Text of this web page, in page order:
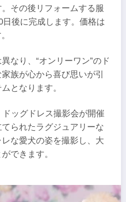
その後リフォームする服
日後に完成します。価格は
なり、“オンリーワン”のド
族が心から喜び思いが引
となります。
ッグドレス撮影会が開催
られたラグジュアリーな
レな愛犬の姿を撮影し、大
できます。